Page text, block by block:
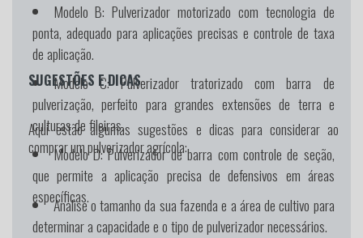
Modelo B: Pulverizador motorizado com tecnologia de
ponta, adequado para aplicações precisas e controle de taxa
de aplicação.
Modelo C:Pulverizador tratorizado com barra de
pulverização, perfeito para grandes extensões de terra e
culturas de fileiras.
Modelo D:Pulverizador de barra com controle de seção,
que permite a aplicação precisa de defensivos em áreas
específicas.
SUGESTÕES E DICAS
Aqui estão algumas sugestões e dicas para considerar ao
comprar um pulverizador agrícola:
Analise o tamanho da sua fazenda e a área de cultivo para
determinar a capacidade e o tipo de pulverizador necessários.